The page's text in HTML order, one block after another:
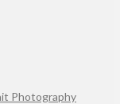
Photography